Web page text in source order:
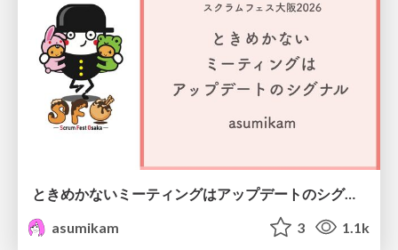
ときめかないミーティングはアップデートのシグナル #scrumosaka
asumikam
3 1.1k